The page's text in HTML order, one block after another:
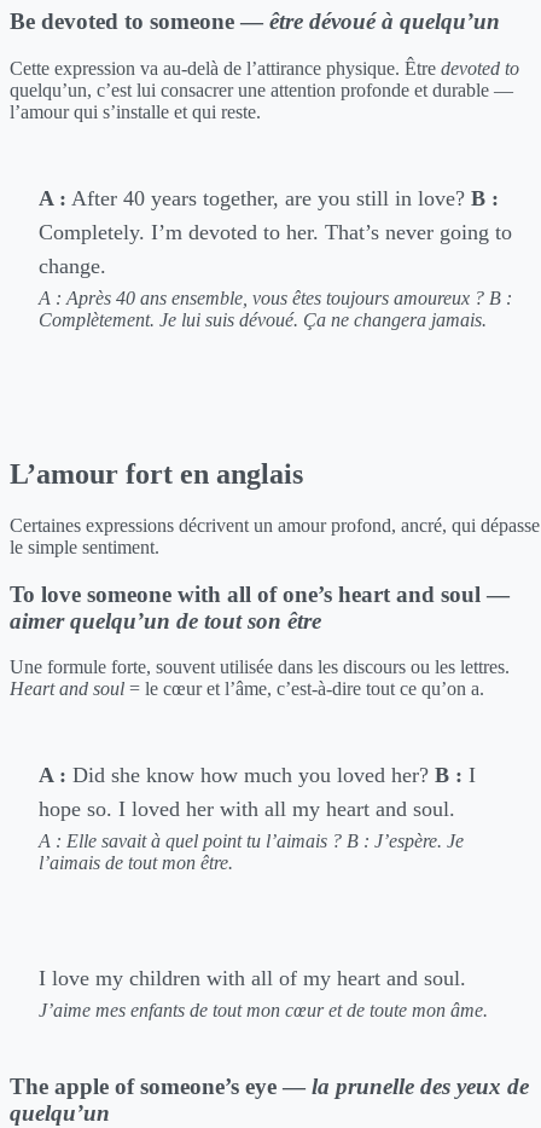
Be devoted to someone — être dévoué à quelqu’un
Cette expression va au-delà de l’attirance physique. Être devoted to
quelqu’un, c’est lui consacrer une attention profonde et durable —
l’amour qui s’installe et qui reste.
A : After 40 years together, are you still in love? B :
Completely. I’m devoted to her. That’s never going to
change.
A : Après 40 ans ensemble, vous êtes toujours amoureux ? B :
Complètement. Je lui suis dévoué. Ça ne changera jamais.
L’amour fort en anglais
Certaines expressions décrivent un amour profond, ancré, qui dépasse
le simple sentiment.
To love someone with all of one’s heart and soul —
aimer quelqu’un de tout son être
Une formule forte, souvent utilisée dans les discours ou les lettres.
Heart and soul = le cœur et l’âme, c’est-à-dire tout ce qu’on a.
A : Did she know how much you loved her? B : I
hope so. I loved her with all my heart and soul.
A : Elle savait à quel point tu l’aimais ? B : J’espère. Je
l’aimais de tout mon être.
I love my children with all of my heart and soul.
J’aime mes enfants de tout mon cœur et de toute mon âme.
The apple of someone’s eye — la prunelle des yeux de
quelqu’un